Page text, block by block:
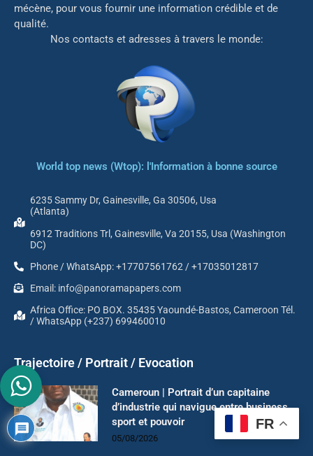
mécène, pour vous fournir une information crédible et de
qualité.
Nos contacts et adresses à travers le monde:
World top news (Wtop): l'Information à bonne source
6235 Sammy Dr, Gainesville, Ga 30506, Usa
(Atlanta)
6912 Traditions Trl, Gainesville, Va 20155, Usa (Washington
DC)
Phone / WhatsApp: +17707561762 / +17035012817
Email: info@panoramapapers.com
Africa Office: PO BOX. 35435 Yaoundé-Bastos, Cameroon Tél.
/ WhatsApp (+237) 699460010
Trajectoire / Portrait / Evocation
Cameroun | Portrait d’un capitaine
d’industrie qui navigue entre business,
sport et pouvoir
05/08/2026
FR